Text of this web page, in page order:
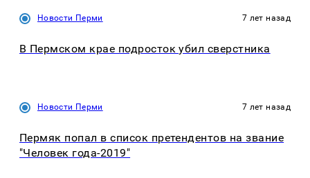
Новости Перми 7 лет назад
В Пермском крае подросток убил сверстника
Новости Перми 7 лет назад
Пермяк попал в список претендентов на звание
"Человек года-2019"